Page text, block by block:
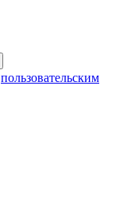
пользовательским